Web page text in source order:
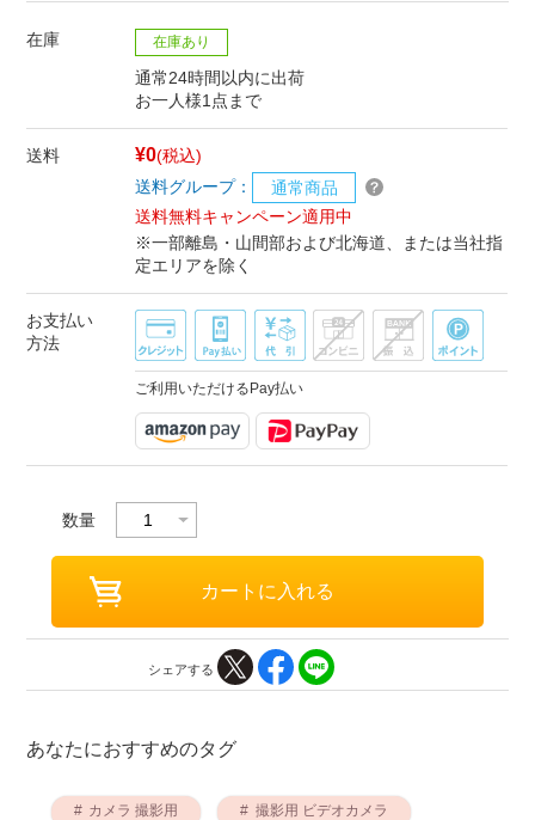
在庫 在庫あり
通常24時間以内に出荷
お一人様1点まで
送料 ¥0(税込)
送料グループ：
通常商品
送料無料キャンペーン適用中
※一部離島・山間部および北海道、または当社指
定エリアを除く
お支払い
方法
ご利用いただけるPay払い
数量
シェアする
あなたにおすすめのタグ
カメラ 撮影用 撮影用 ビデオカメラ